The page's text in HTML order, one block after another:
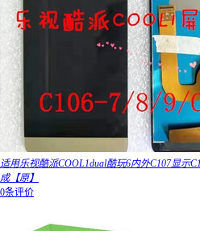
适用乐视酷派COOL1dual酷玩6内外C107显示
成【原】
0条评价